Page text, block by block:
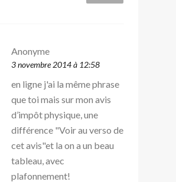
Anonyme
3 novembre 2014 à 12:58
en ligne j'ai la même phrase
que toi mais sur mon avis
d’impôt physique, une
différence "Voir au verso de
cet avis"et la on a un beau
tableau, avec
plafonnement!